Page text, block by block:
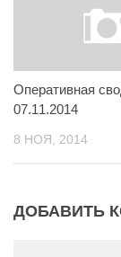
Оперативная
07.11.2014
8 НОЯ, 2014
ДОБАВИТЬ